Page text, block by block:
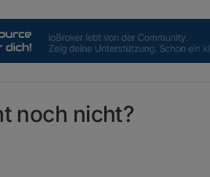
noch nicht?